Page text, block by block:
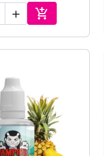
 
Αγορά